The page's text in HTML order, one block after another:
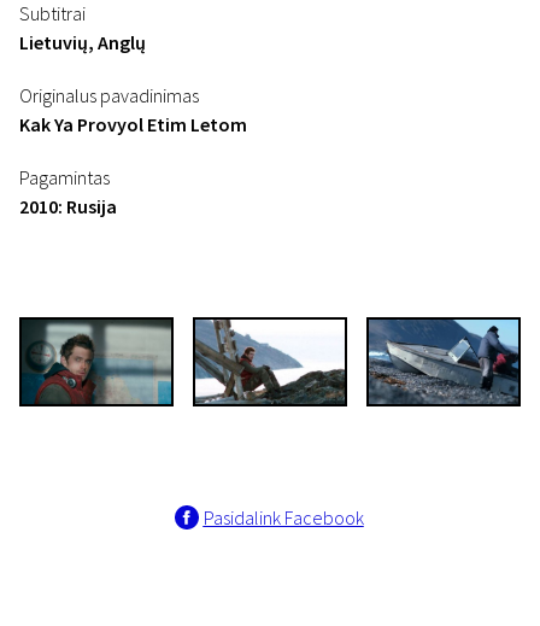
Subtitrai
Lietuvių, Anglų
Originalus pavadinimas
Kak Ya Provyol Etim Letom
Pagamintas
2010: Rusija
Pasidalink Facebook